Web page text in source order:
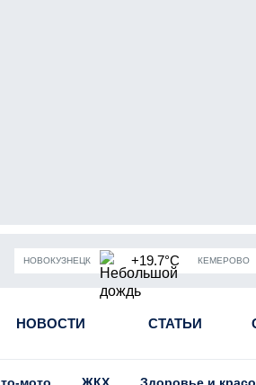
НОВОКУЗНЕЦК +19.7°C КЕМЕРОВО
НОВОСТИ СТАТЬИ
инфекции Частичная мобилизация